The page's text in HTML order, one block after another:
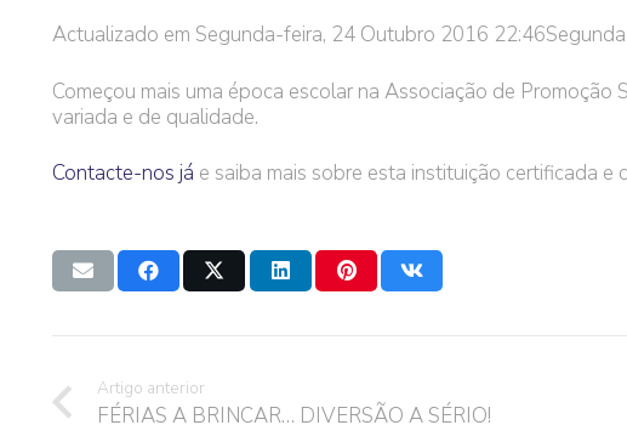
Actualizado em Segunda-feira, 24 Outubro 2016 22:46
Começou mais uma época escolar na Associação de
variada e de qualidade.
Contacte-nos já e saiba mais sobre esta instituição certificada e
Artigo anterior
FÉRIAS A BRINCAR… DIVERSÃO A SÉRIO!